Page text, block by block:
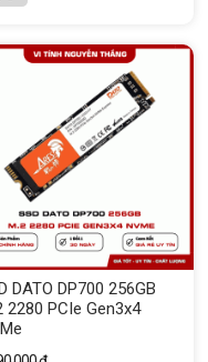
DATO DP700 256GB
2280 PCIe Gen3x4